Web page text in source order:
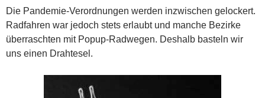
Die Pandemie-Verordnungen werden inzwischen gelockert.
Radfahren war jedoch stets erlaubt und manche Bezirke
überraschten mit Popup-Radwegen. Deshalb basteln wir
uns einen Drahtesel.